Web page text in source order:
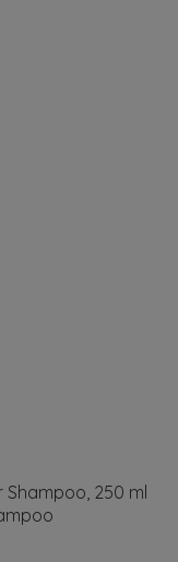
250 ml